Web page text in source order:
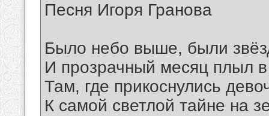
Песня Игоря Гранова
Было небо выше, были
И прозрачный месяц плыл
Там, где прикоснулись
К самой светлой тайне на